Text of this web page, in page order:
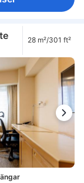
papperskorgar
28 m²/301 ft²